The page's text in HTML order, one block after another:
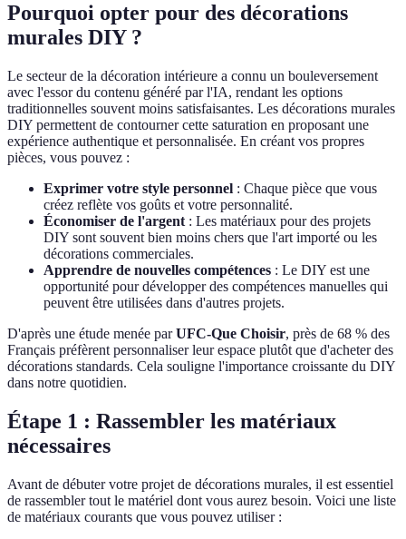
Pourquoi opter pour des décorations
murales DIY ?
Le secteur de la décoration intérieure a connu un bouleversement
avec l'essor du contenu généré par l'IA, rendant les options
traditionnelles souvent moins satisfaisantes. Les décorations murales
DIY permettent de contourner cette saturation en proposant une
expérience authentique et personnalisée. En créant vos propres
pièces, vous pouvez :
Exprimer votre style personnel : Chaque pièce que vous
créez reflète vos goûts et votre personnalité.
Économiser de l'argent : Les matériaux pour des projets
DIY sont souvent bien moins chers que l'art importé ou les
décorations commerciales.
Apprendre de nouvelles compétences : Le DIY est une
opportunité pour développer des compétences manuelles qui
peuvent être utilisées dans d'autres projets.
D'après une étude menée parUFC-Que Choisir, près de 68 % des
Français préfèrent personnaliser leur espace plutôt que d'acheter des
décorations standards. Cela souligne l'importance croissante du DIY
dans notre quotidien.
Étape 1 : Rassembler les matériaux
nécessaires
Avant de débuter votre projet de décorations murales, il est essentiel
de rassembler tout le matériel dont vous aurez besoin. Voici une liste
de matériaux courants que vous pouvez utiliser :